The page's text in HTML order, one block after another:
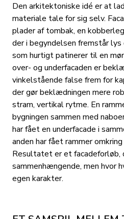
Den arkitektoniske idé er at
materiale tale for sig selv.
plader af tombak, en
der i begyndelsen fremstår
som hurtigt patinerer til en
over- og underfacaden er
vinkelstående false frem for
der gør beklædningen mere
stram, vertikal rytme. En
bygningen sammen med
har fået en underfacade i
anden har fået rammer
Resultatet er et facadeforløb,
sammenhængende, men hvor
egen karakter.